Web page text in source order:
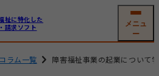
祉に特化した
請求ソフト
メニュ
ー
コラム一覧 障害福祉事業の起業について